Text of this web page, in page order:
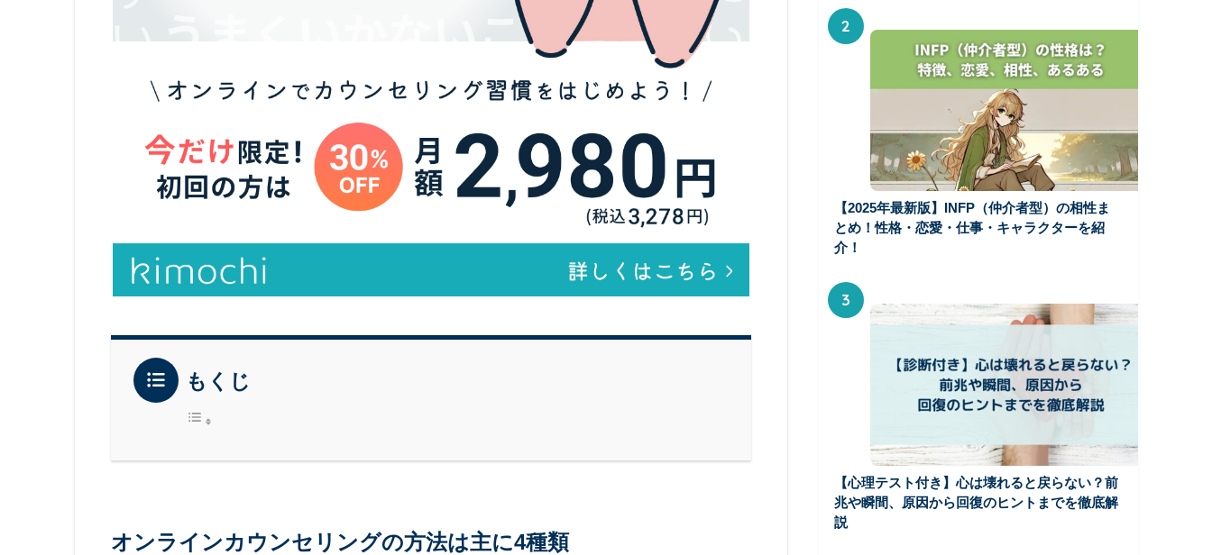
もくじ
オンラインカウンセリングの方法は主に4種類
2
【2025年最新版】INFP（仲介者型）の相性ま
とめ！性格・恋愛・仕事・キャラクターを紹
介！
3
【心理テスト付き】心は壊れると戻らない？前
兆や瞬間、原因から回復のヒントまでを徹底解
説